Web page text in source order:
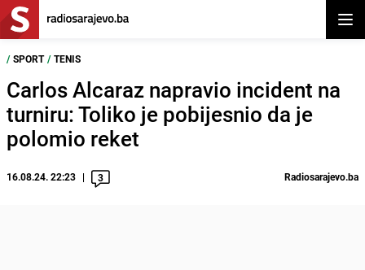
/ SPORT / TENIS
Carlos Alcaraz napravio incident na
turniru: Toliko je pobijesnio da je
polomio reket
16.08.24. 22:23 3 Radiosarajevo.ba